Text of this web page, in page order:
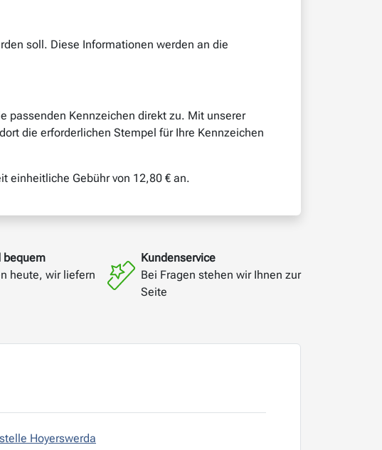
soll. Diese Informationen werden an die
passenden Kennzeichen direkt zu. Mit unserer
die erforderlichen Stempel für Ihre Kennzeichen
einheitliche Gebühr von 12,80 € an.
bequem
heute, wir liefern
Kundenservice
Bei Fragen stehen wir Ihnen zur
Seite
Hoyerswerda